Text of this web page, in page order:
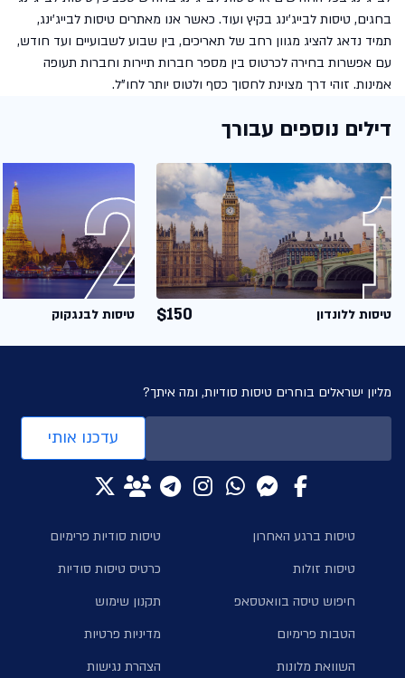
בחגים, טיסות לבייג'ינג בקיץ ועוד. כאשר אנו מאתרים טיסות לבייג'ינג,
תמיד נדאג להציג מגוון רחב של תאריכים, בין שבוע לשבועיים ועד חודש,
עם אפשרות בחירה לכרטוס בין מספר חברות תיירות וחברות תעופה
אמינות. זוהי דרך מצוינת לחסוך כסף ולטוס יותר לחו"ל.
דילים נוספים עבורך
טיסות ללונדון $150 טיסות לבנגקוק
טיסות ברגע האחרון
טיסות זולות
חיפוש טיסה בוואטסאפ
הטבות פרימיום
השוואת מלונות
טיסות סודיות פרימיום
כרטיס טיסות סודיות
תקנון שימוש
מדיניות פרטיות
הצהרת נגישות
מליון ישראלים בוחרים טיסות סודיות, ומה איתך?
עדכנו אותי